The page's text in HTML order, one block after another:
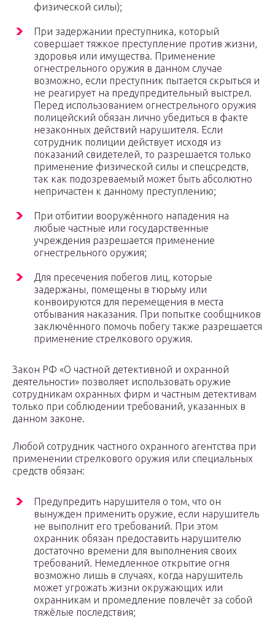
физической силы);
При задержании преступника, который
совершает тяжкое преступление против жизни,
здоровья или имущества. Применение
огнестрельного оружия в данном случае
возможно, если преступник пытается скрыться и
не реагирует на предупредительный выстрел.
Перед использованием огнестрельного оружия
полицейский обязан лично убедиться в факте
незаконных действий нарушителя. Если
сотрудник полиции действует исходя из
показаний свидетелей, то разрешается только
применение физической силы и спецсредств,
так как подозреваемый может быть абсолютно
непричастен к данному преступлению;
При отбитии вооружённого нападения на
любые частные или государственные
учреждения разрешается применение
огнестрельного оружия;
Для пресечения побегов лиц, которые
задержаны, помещены в тюрьму или
конвоируются для перемещения в места
отбывания наказания. При попытке сообщников
заключённого помочь побегу также разрешается
применение стрелкового оружия.
Закон РФ «О частной детективной и охранной
деятельности» позволяет использовать оружие
сотрудникам охранных фирм и частным детективам
только при соблюдении требований, указанных в
данном законе.
Любой сотрудник частного охранного агентства при
применении стрелкового оружия или специальных
средств обязан:
Предупредить нарушителя о том, что он
вынужден применить оружие, если нарушитель
не выполнит его требований. При этом
охранник обязан предоставить нарушителю
достаточно времени для выполнения своих
требований. Немедленное открытие огня
возможно лишь в случаях, когда нарушитель
может угрожать жизни окружающих или
охранникам и промедление повлечёт за собой
тяжёлые последствия;